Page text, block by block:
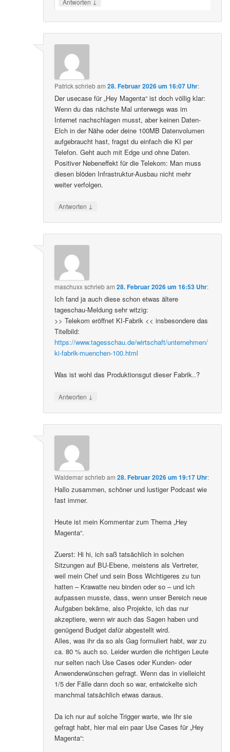
Patrickschriebam28. Februar 2026 um 16:07 Uhr:
Der usecase für „Hey Magenta“ ist doch völlig klar:
Wenn du das nächste Mal unterwegs was im
Internet nachschlagen musst, aber keinen Daten-
Elch in der Nähe oder deine 100MB Datenvolumen
aufgebraucht hast, fragst du einfach die KI per
Telefon. Geht auch mit Edge und ohne Daten.
Positiver Nebeneffekt für die Telekom: Man muss
diesen blöden Infrastruktur-Ausbau nicht mehr
weiter verfolgen.
Antworten ↓
maschuxxschriebam28. Februar 2026 um 16:53 Uhr:
Ich fand ja auch diese schon etwas ältere
tageschau-Meldung sehr witzig:
>> Telekom eröffnet KI-Fabrik << insbesondere das
Titelbild:
https://www.tagesschau.de/wirtschaft/unternehmen/
ki-fabrik-muenchen-100.html
Was ist wohl das Produktionsgut dieser Fabrik..?
Antworten ↓
Waldemarschriebam28. Februar 2026 um 19:17 Uhr:
Hallo zusammen, schöner und lustiger Podcast wie
fast immer.
Heute ist mein Kommentar zum Thema „Hey
Magenta“.
Zuerst: Hi hi, ich saß tatsächlich in solchen
Sitzungen auf BU-Ebene, meistens als Vertreter,
weil mein Chef und sein Boss Wichtigeres zu tun
hatten – Krawatte neu binden oder so – und ich
aufpassen musste, dass, wenn unser Bereich neue
Aufgaben bekäme, also Projekte, ich das nur
akzeptiere, wenn wir auch das Sagen haben und
genügend Budget dafür abgestellt wird.
Alles, was ihr da so als Gag formuliert habt, war zu
ca. 80 % auch so. Leider wurden die richtigen Leute
nur selten nach Use Cases oder Kunden- oder
Anwenderwünschen gefragt. Wenn das in vielleicht
1/5 der Fälle dann doch so war, entwickelte sich
manchmal tatsächlich etwas daraus.
Da ich nur auf solche Trigger warte, wie Ihr sie
gefragt habt, hier mal ein paar Use Cases für „Hey
Magenta“: